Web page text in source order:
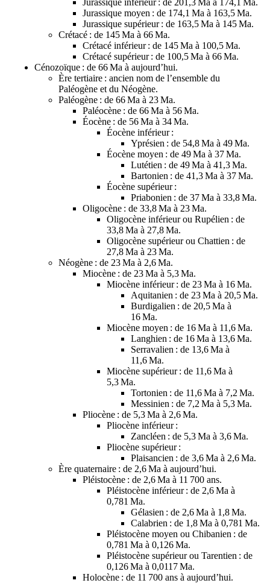
Jurassique moyen : de 174,1 Ma à 163,5 Ma.
Jurassique supérieur: de 163,5 Ma à 145 Ma.
Crétacé : de 145 Ma à 66 Ma.
Crétacé inférieur: de 145 Ma à 100,5 Ma.
Crétacé supérieur: de 100,5 Ma à 66 Ma.
Cénozoïque : de 66 Ma à aujourd’hui.
Ère tertiaire : ancien nom de l’ensemble du
Paléogène et du Néogène.
Paléogène : de 66 Ma à 23 Ma.
Paléocène : de 66 Ma à 56 Ma.
Éocène : de 56 Ma à 34 Ma.
Éocène inférieur :
Yprésien : de 54,8 Ma à 49 Ma.
Éocène moyen : de 49 Ma à 37 Ma.
Lutétien : de 49 Ma à 41,3 Ma.
Bartonien : de 41,3 Ma à 37 Ma.
Éocène supérieur :
Priabonien : de 37 Ma à 33,8 Ma.
Oligocène : de 33,8 Ma à 23 Ma.
Oligocène inférieur ou Rupélien : de
33,8 Ma à 27,8 Ma.
Oligocène supérieur ou Chattien : de
27,8 Ma à 23 Ma.
Néogène : de 23 Ma à 2,6 Ma.
Miocène : de 23 Ma à 5,3 Ma.
Miocène inférieur: de 23 Ma à 16 Ma.
Aquitanien : de 23 Ma à 20,5 Ma.
Burdigalien : de 20,5 Ma à
16 Ma.
Miocène moyen : de 16 Ma à 11,6 Ma.
Langhien : de 16 Ma à 13,6 Ma.
Serravalien : de 13,6 Ma à
11,6 Ma.
Miocène supérieur: de 11,6 Ma à
5,3 Ma.
Tortonien : de 11,6 Ma à 7,2 Ma.
Messinien : de 7,2 Ma à 5,3 Ma.
Pliocène : de 5,3 Ma à 2,6 Ma.
Pliocène inférieur:
Zancléen : de 5,3 Ma à 3,6 Ma.
Pliocène supérieur:
Plaisancien : de 3,6 Ma à 2,6 Ma.
Ère quaternaire : de 2,6 Ma à aujourd’hui.
Pléistocène : de 2,6 Ma à 11 700 ans.
Pléistocène inférieur: de 2,6 Ma à
0,781 Ma.
Gélasien : de 2,6 Ma à 1,8 Ma.
Calabrien : de 1,8 Ma à 0,781 Ma.
Pléistocène moyen ou Chibanien : de
0,781 Ma à 0,126 Ma.
Pléistocène supérieurou Tarentien : de
0,126 Ma à 0,0117 Ma.
Holocène : de 11 700 ans à aujourd’hui.